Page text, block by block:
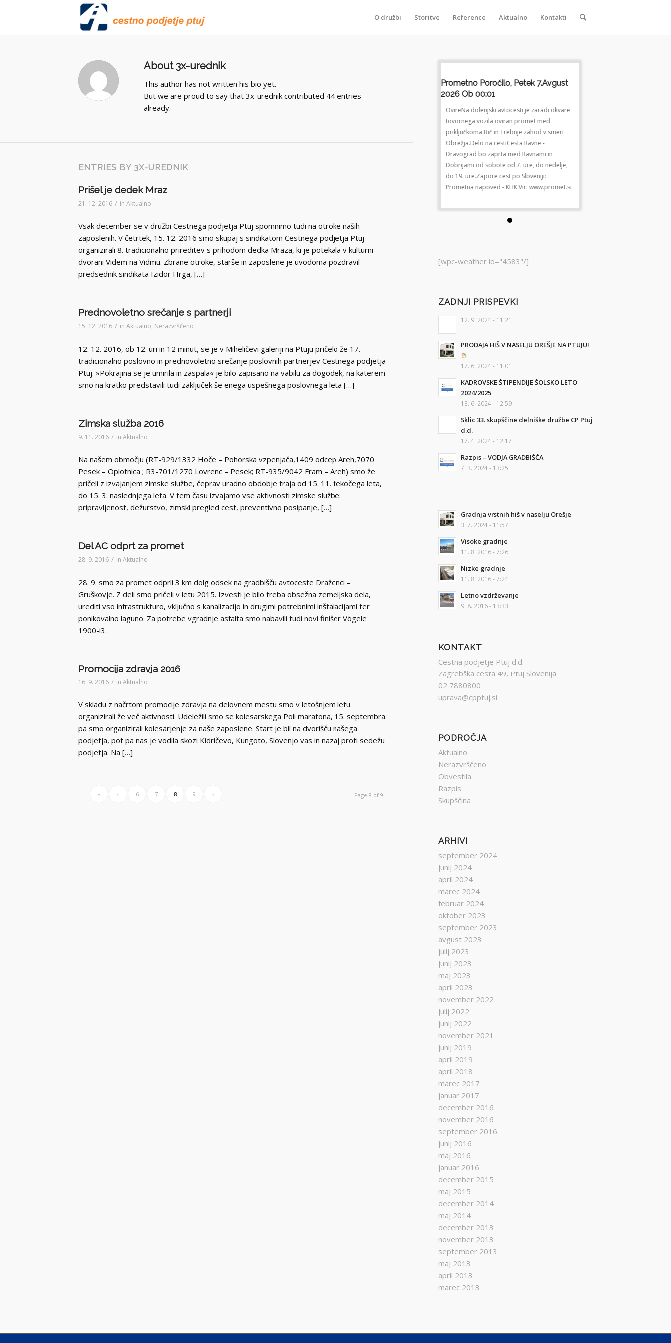
O družbi Storitve Reference Aktualno Kontakti
About 3x-urednik
This author has not written his bio yet.
But we are proud to say that 3x-urednik contributed 44 entries
already.
ENTRIES BY 3X-UREDNIK
Prišel je dedek Mraz
21. 12. 2016 / in Aktualno
Vsak december se v družbi Cestnega podjetja Ptuj spomnimo tudi na otroke naših
zaposlenih. V četrtek, 15. 12. 2016 smo skupaj s sindikatom Cestnega podjetja Ptuj
organizirali 8. tradicionalno prireditev s prihodom dedka Mraza, ki je potekala v kulturni
dvorani Videm na Vidmu. Zbrane otroke, starše in zaposlene je uvodoma pozdravil
predsednik sindikata Izidor Hrga, […]
Prednovoletno srečanje s partnerji
15. 12. 2016 / in Aktualno, Nerazvrščeno
12. 12. 2016, ob 12. uri in 12 minut, se je v Miheličevi galeriji na Ptuju pričelo že 17.
tradicionalno poslovno in prednovoletno srečanje poslovnih partnerjev Cestnega podjetja
Ptuj. »Pokrajina se je umirila in zaspala« je bilo zapisano na vabilu za dogodek, na katerem
smo na kratko predstavili tudi zaključek še enega uspešnega poslovnega leta […]
Zimska služba 2016
9. 11. 2016 / in Aktualno
Na našem območju (RT-929/1332 Hoče – Pohorska vzpenjača,1409 odcep Areh,7070
Pesek – Oplotnica ; R3-701/1270 Lovrenc – Pesek; RT-935/9042 Fram – Areh) smo že
pričeli z izvajanjem zimske službe, čeprav uradno obdobje traja od 15. 11. tekočega leta,
do 15. 3. naslednjega leta. V tem času izvajamo vse aktivnosti zimske službe:
pripravljenost, dežurstvo, zimski pregled cest, preventivno posipanje, […]
Del AC odprt za promet
28. 9. 2016 / in Aktualno
28. 9. smo za promet odprli 3 km dolg odsek na gradbišču avtoceste Draženci –
Gruškovje. Z deli smo pričeli v letu 2015. Izvesti je bilo treba obsežna zemeljska dela,
urediti vso infrastrukturo, vključno s kanalizacijo in drugimi potrebnimi inštalacijami ter
ponikovalno laguno. Za potrebe vgradnje asfalta smo nabavili tudi novi finišer Vögele
1900-i3.
Promocija zdravja 2016
16. 9. 2016 / in Aktualno
V skladu z načrtom promocije zdravja na delovnem mestu smo v letošnjem letu
organizirali že več aktivnosti. Udeležili smo se kolesarskega Poli maratona, 15. septembra
pa smo organizirali kolesarjenje za naše zaposlene. Start je bil na dvorišču našega
podjetja, pot pa nas je vodila skozi Kidričevo, Kungoto, Slovenjo vas in nazaj proti sedežu
podjetja. Na […]
Page 8 of 9
« ‹ 6 7 8 9 ›
2026 Ob 00:01
Obrežja.Delo na cestiCesta Ravne -
Prometno Poročilo, Petek 7.avgust
2026 Ob 00:01
OvireNa dolenjski avtocesti je zaradi okvare
tovornega vozila oviran promet med
priključkoma Bič in Trebnje zahod v smeri
Obrežja.Delo na cestiCesta Ravne -
Dravograd bo zaprta med Ravnami in
Dobrijami od sobote od 7. ure, do nedelje,
do 19. ure.Zapore cest po Sloveniji:
Prometna napoved - KLIK Vir: www.promet.si
[wpc-weather id="4583"/]
ZADNJI PRISPEVKI
12. 9. 2024 - 11:21
PRODAJA HIŠ V NASELJU OREŠJE NA PTUJU!
17. 6. 2024 - 11:01
KADROVSKE ŠTIPENDIJE ŠOLSKO LETO
2024/2025
13. 6. 2024 - 12:59
Sklic 33. skupščine delniške družbe CP Ptuj
d.d.
17. 4. 2024 - 12:17
Razpis – VODJA GRADBIŠČA
7. 3. 2024 - 13:25
Gradnja vrstnih hiš v naselju Orešje
3. 7. 2024 - 11:57
Visoke gradnje
11. 8. 2016 - 7:26
Nizke gradnje
11. 8. 2016 - 7:24
Letno vzdrževanje
9. 8. 2016 - 13:33
KONTAKT
Cestna podjetje Ptuj d.d.
Zagrebška cesta 49, Ptuj Slovenija
02 7880800
uprava@cpptuj.si
PODROČJA
Aktualno
Nerazvrščeno
Obvestila
Razpis
Skupščina
ARHIVI
september 2024
junij 2024
april 2024
marec 2024
februar 2024
oktober 2023
september 2023
avgust 2023
julij 2023
junij 2023
maj 2023
april 2023
november 2022
julij 2022
junij 2022
november 2021
junij 2019
april 2019
april 2018
marec 2017
januar 2017
december 2016
november 2016
september 2016
junij 2016
maj 2016
januar 2016
december 2015
maj 2015
december 2014
maj 2014
december 2013
november 2013
september 2013
maj 2013
april 2013
marec 2013